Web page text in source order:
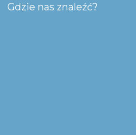
Gdzie nas znaleźć?